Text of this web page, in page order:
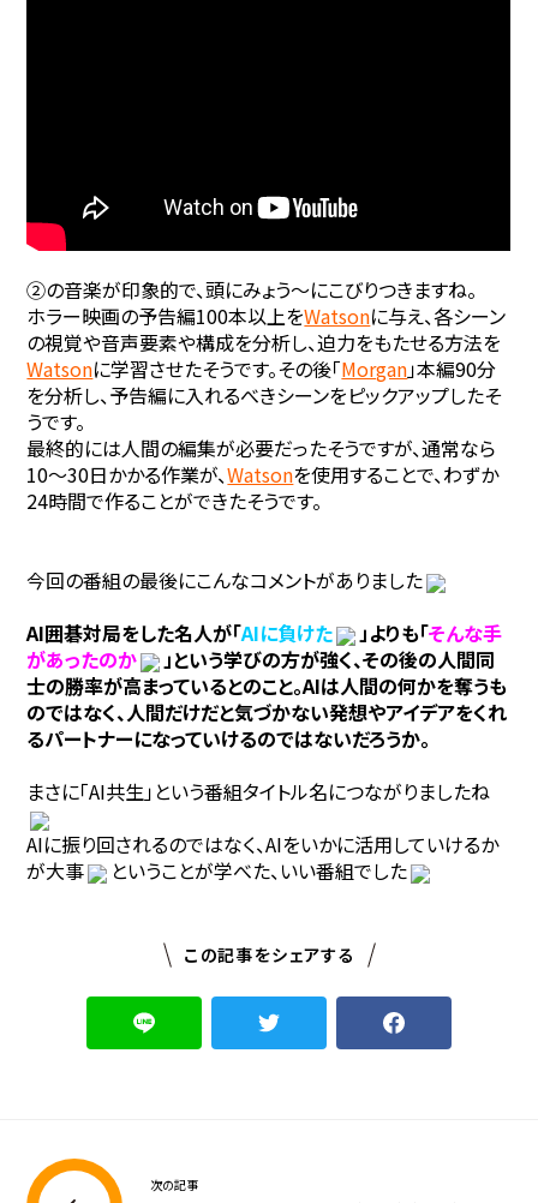
②の音楽が印象的で、頭にみょう～にこびりつきますね。
ホラー映画の予告編100本以上をWatsonに与え、各シーン
の視覚や音声要素や構成を分析し、迫力をもたせる方法を
Watsonに学習させたそうです。その後「Morgan」本編90分
を分析し、予告編に入れるべきシーンをピックアップしたそ
うです。
最終的には人間の編集が必要だったそうですが、通常なら
10～30日かかる作業が、Watsonを使用することで、わずか
24時間で作ることができたそうです。
今回の番組の最後にこんなコメントがありました
AI囲碁対局をした名人が「AIに負けた 」よりも「そんな手
があったのか
」という学びの方が強く、その後の人間同
士の勝率が高まっているとのこと。AIは人間の何かを奪うも
のではなく、人間だけだと気づかない発想やアイデアをくれ
るパートナーになっていけるのではないだろうか。
まさに「AI共生」という番組タイトル名につながりましたね
AIに振り回されるのではなく、AIをいかに活用していけるか
が大事
ということが学べた、いい番組でした
この記事をシェアする
次の記事